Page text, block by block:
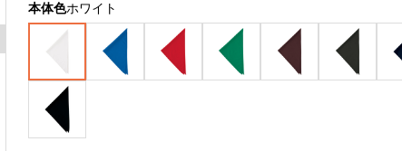
本体色ホワイト